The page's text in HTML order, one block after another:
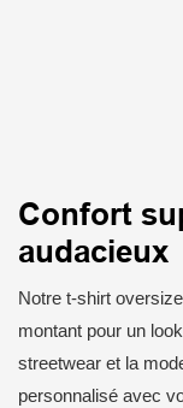
Confort
audacieux
Notre t-shirt
montant pour un
streetwear et la
personnalisé avec